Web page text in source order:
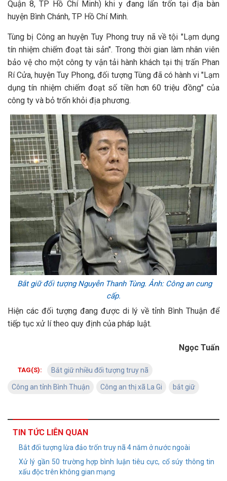
Quận 8, TP Hồ Chí Minh) khi y đang lẩn trốn tại địa bàn
huyện Bình Chánh, TP Hồ Chí Minh.
Tùng bị Công an huyện Tuy Phong truy nã về tội "Lạm dụng
tín nhiệm chiếm đoạt tài sản". Trong thời gian làm nhân viên
bảo vệ cho một công ty vận tải hành khách tại thị trấn Phan
Rí Cửa, huyện Tuy Phong, đối tượng Tùng đã có hành vi "Lạm
dụng tín nhiệm chiếm đoạt số tiền hơn 60 triệu đồng" của
công ty và bỏ trốn khỏi địa phương.
Bắt giữ đối tượng Nguyễn Thanh Tùng. Ảnh: Công an cung
cấp.
Hiện các đối tượng đang được di lý về tỉnh Bình Thuận để
tiếp tục xử lí theo quy định của pháp luật.
Ngọc Tuấn
TAG(S): Bắt giữ nhiều đối tượng truy nã
Công an tỉnh Bình Thuận Công an thị xã La Gi bắt giữ
TIN TỨC LIÊN QUAN
Bắt đối tượng lừa đảo trốn truy nã 4 năm ở nước ngoài
Xử lý gần 50 trường hợp bình luận tiêu cực, cổ súy thông tin
xấu độc trên không gian mạng